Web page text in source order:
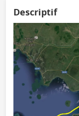
Descriptif